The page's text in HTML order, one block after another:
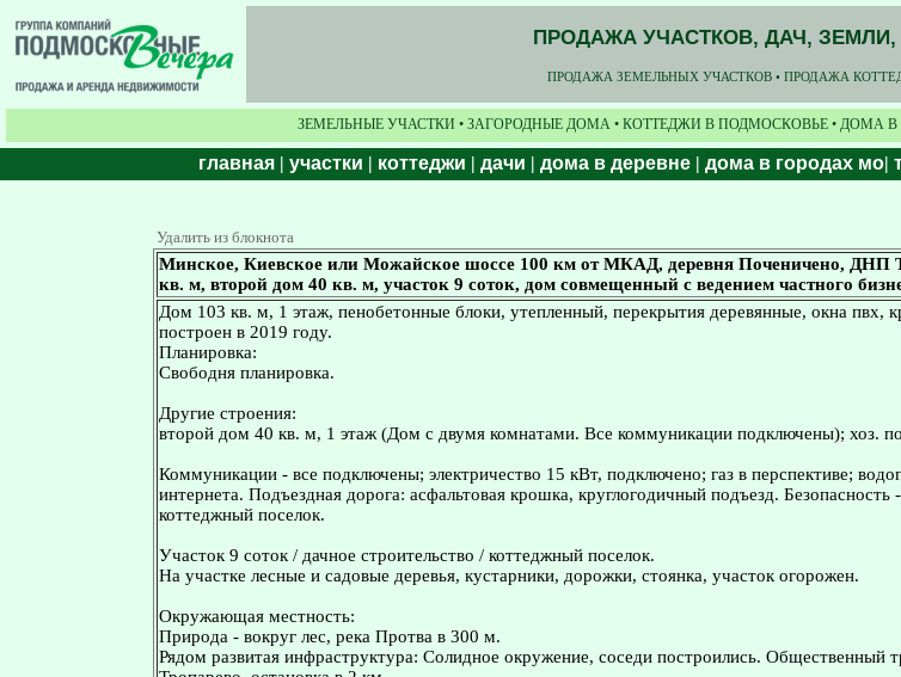
ПРОДАЖА УЧАСТКОВ, ДАЧ,
ПРОДАЖА ЗЕМЕЛЬНЫХ УЧАСТКОВ • ПРОДАЖА
ЗЕМЕЛЬНЫЕ УЧАСТКИ • ЗАГОРОДНЫЕ ДОМА • КОТТЕДЖИ В ПОДМОСКОВЬЕ • ДОМА
главная | участки | коттеджи | дачи | дома в деревне | дома в городах мо|
Удалить из блокнота
Минское, Киевское или Можайское шоссе 100 км от МКАД, деревня Поченичено, ДНП
кв. м, второй дом 40 кв. м, участок 9 соток, дом совмещенный с ведением частного
Дом 103 кв. м, 1 этаж, пенобетонные блоки, утепленный, перекрытия деревянные, окна пвх,
построен в 2019 году.
Планировка:
Свободня планировка.
Другие строения:
второй дом 40 кв. м, 1 этаж (Дом с двумя комнатами. Все коммуникации подключены); хоз.
Коммуникации - все подключены; электричество 15 кВт, подключено; газ в перспективе;
интернета. Подъездная дорога: асфальтовая крошка, круглогодичный подъезд.
коттеджный поселок.
Участок 9 соток / дачное строительство / коттеджный поселок.
На участке лесные и садовые деревья, кустарники, дорожки, стоянка, участок огорожен.
Окружающая местность:
Природа - вокруг лес, река Протва в 300 м.
Рядом развитая инфраструктура: Солидное окружение, соседи построились.